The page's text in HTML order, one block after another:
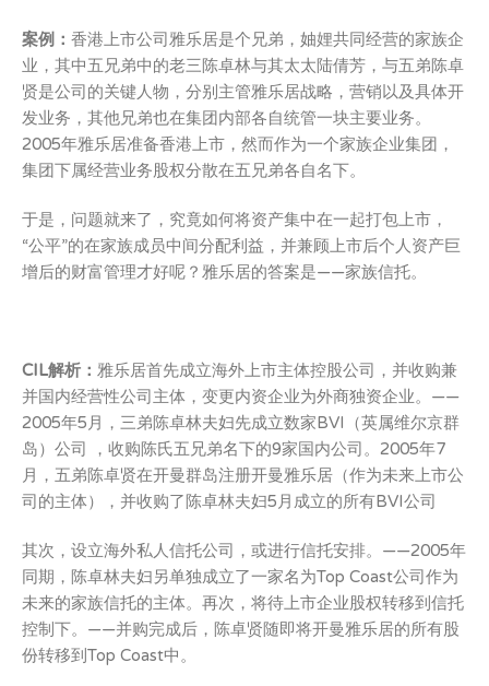
案例： 香港上市公司雅乐居是个兄弟，妯娌共同经营的家族企
业，其中五兄弟中的老三陈卓林与其太太陆倩芳，与五弟陈卓
贤是公司的关键人物，分别主管雅乐居战略，营销以及具体开
发业务，其他兄弟也在集团内部各自统管一块主要业务。
2005年雅乐居准备香港上市，然而作为一个家族企业集团，
集团下属经营业务股权分散在五兄弟各自名下。
于是，问题就来了，究竟如何将资产集中在一起打包上市，
“公平”的在家族成员中间分配利益，并兼顾上市后个人资产巨
增后的财富管理才好呢？雅乐居的答案是——家族信托。
CIL解析： 雅乐居首先成立海外上市主体控股公司，并收购兼
并国内经营性公司主体，变更内资企业为外商独资企业。——
2005年5月，三弟陈卓林夫妇先成立数家BVI（英属维尔京群
岛）公司 ，收购陈氏五兄弟名下的9家国内公司。2005年7
月，五弟陈卓贤在开曼群岛注册开曼雅乐居（作为未来上市公
司的主体），并收购了陈卓林夫妇5月成立的所有BVI公司
其次，设立海外私人信托公司，或进行信托安排。——2005年
同期，陈卓林夫妇另单独成立了一家名为Top Coast公司作为
未来的家族信托的主体。再次，将待上市企业股权转移到信托
控制下。——并购完成后，陈卓贤随即将开曼雅乐居的所有股
份转移到Top Coast中。